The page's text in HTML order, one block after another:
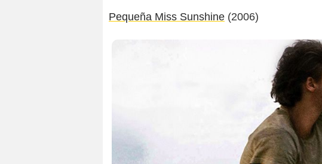
Pequeña Miss Sunshine (2006)